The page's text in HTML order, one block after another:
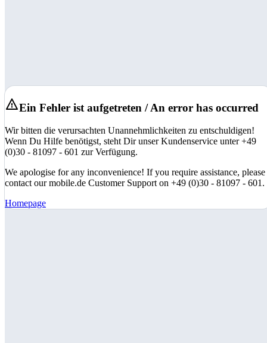
Ein Fehler ist aufgetreten / An error has occurred
Wir bitten die verursachten Unannehmlichkeiten zu entschuldigen!
Wenn Du Hilfe benötigst, steht Dir unser Kundenservice unter +49
(0)30 - 81097 - 601 zur Verfügung.
We apologise for any inconvenience! If you require assistance, please
contact our mobile.de Customer Support on +49 (0)30 - 81097 - 601.
Homepage